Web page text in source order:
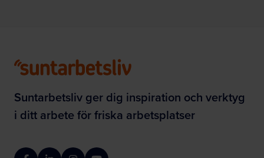
Suntarbetsliv ger dig inspiration och verktyg
i ditt arbete för friska arbetsplatser